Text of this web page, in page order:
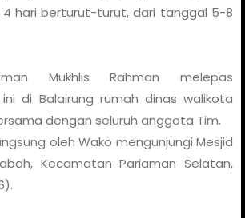
4 hari berturut-turut, dari tanggal 5-8
Mukhlis Rahman melepas
di Balairung rumah dinas walikota
dengan seluruh anggota Tim.
oleh Wako mengunjungi Mesjid
Kecamatan Pariaman Selatan,